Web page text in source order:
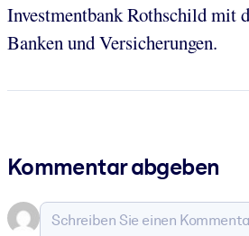
Investmentbank Rothschild mit
Banken und Versicherungen.
Kommentar abgeben